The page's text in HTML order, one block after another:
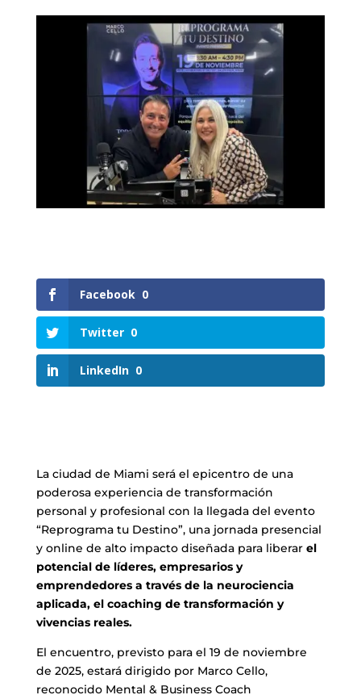
Facebook 0
Twitter 0
LinkedIn 0
La ciudad de Miami será el epicentro de una
poderosa experiencia de transformación
personal y profesional con la llegada del evento
“Reprograma tu Destino”, una jornada presencial
y online de alto impacto diseñada para liberar el
potencial de líderes, empresarios y
emprendedores a través de la neurociencia
aplicada, el coaching de transformación y
vivencias reales.
El encuentro, previsto para el 19 de noviembre
de 2025, estará dirigido por Marco Cello,
reconocido Mental & Business Coach